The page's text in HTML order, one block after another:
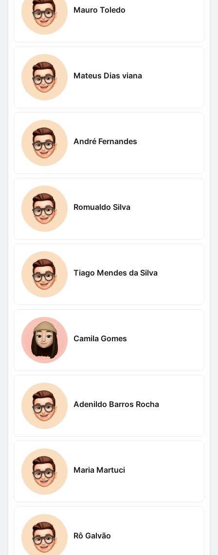
Mauro Toledo
Mateus Dias viana
André Fernandes
Romualdo Silva
Tiago Mendes da Silva
Camila Gomes
Adenildo Barros Rocha
Maria Martuci
Rô Galvão